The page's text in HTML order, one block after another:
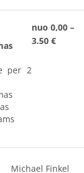
per 2
nuo 0,00 –
3.50 €
Michael Finkel